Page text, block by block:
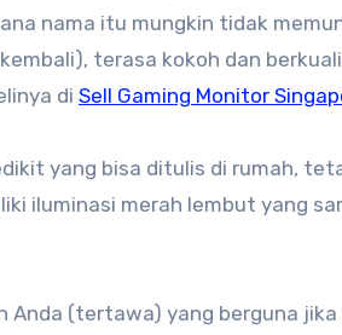
nama itu mungkin tidak
terasa kokoh dan
di Sell Gaming Monitor
yang bisa ditulis di rumah,
iluminasi merah lembut yang
Anda (tertawa) yang berguna jika